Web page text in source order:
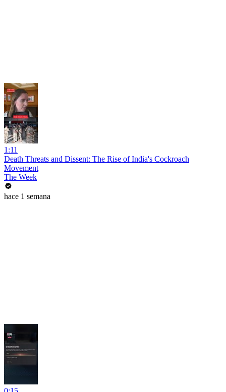
1:11
Death Threats and Dissent: The Rise of India's Cockroach
Movement
The Week
hace 1 semana